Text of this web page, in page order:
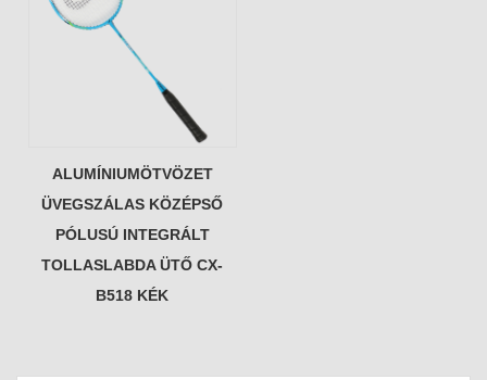
ALUMÍNIUMÖTVÖZET
ÜVEGSZÁLAS KÖZÉPSŐ
PÓLUSÚ INTEGRÁLT
TOLLASLABDA ÜTŐ CX-
B518 KÉK